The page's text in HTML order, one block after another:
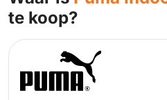
te koop?